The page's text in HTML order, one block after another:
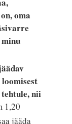
oma
minu
tehtule, nii
1,20
jääda